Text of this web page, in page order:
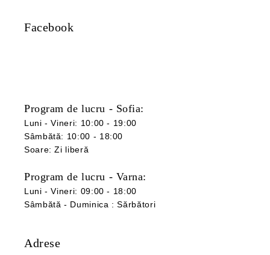
Facebook
Program de lucru - Sofia:
Luni - Vineri: 10:00 - 19:00
Sâmbătă: 10:00 - 18:00
Soare: Zi liberă
Program de lucru - Varna:
Luni - Vineri: 09:00 - 18:00
Sâmbătă - Duminica : Sărbători
Adrese